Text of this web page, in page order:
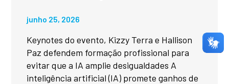
junho 25, 2026
Keynotes do evento, Kizzy Terra e Hallison
Paz defendem formação profissional para
evitar que a IA amplie desigualdades A
inteligência artificial (IA) promete ganhos de